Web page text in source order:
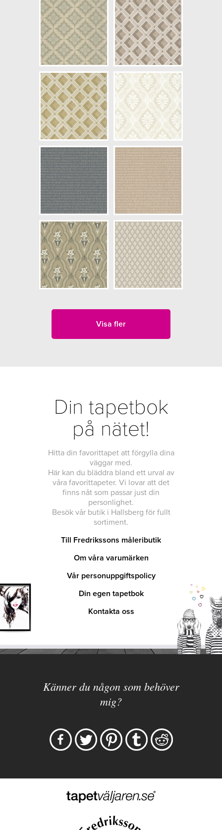
Visa fler
Din tapetbok
på nätet!
Hitta din favorittapet att förgylla dina
väggar med.
Här kan du bläddra bland ett urval av
våra favorittapeter. Vi lovar att det
finns nåt som passar just din
personlighet.
Besök vår butik i Hallsberg för fullt
sortiment.
Till Fredrikssons måleributik
Om våra varumärken
Vår personuppgiftspolicy
Din egen tapetbok
Kontakta oss
Känner du någon som behöver
mig?